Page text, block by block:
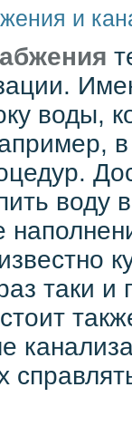
и
воды,
воду
таки и